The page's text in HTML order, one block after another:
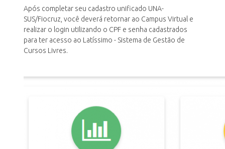
Após completar seu cadastro unificado UNA-
SUS/Fiocruz, você deverá retornar ao Campus Virtual e
realizar o login utilizando o CPF e senha cadastrados
para ter acesso ao Latíssimo - Sistema de Gestão de
Cursos Livres.